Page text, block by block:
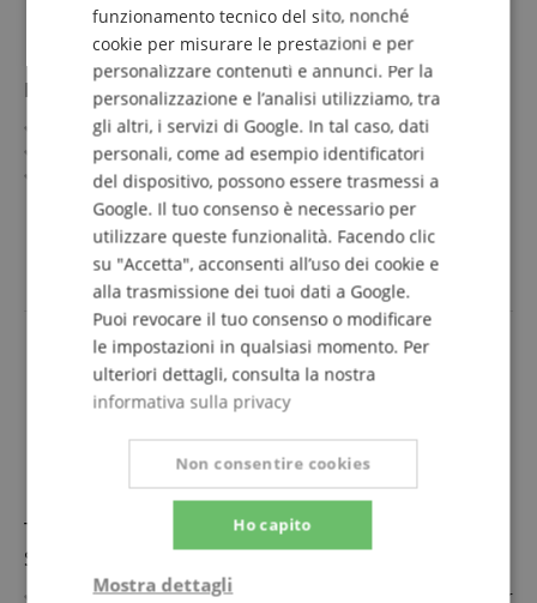
Ernie Ball 4114 Musician's Tool Kit
Kit tutto-in-uno per musicisti
Perfetto per l'uso in tour
Include tutto per pulizia, manutenzione & piccole
riparazioni
Ideale anche come regalo
mostra di più
39,00 €
IVA.incl. +spedizione (IT)
Tappetino da Lavoro Ortega per Strumenti con
Supporto per Manico
Supporto multifunzione per manico - adatto alla maggior
ITALIAN
SPANISH
funzionamento tecnico del sito, nonché
cookie per misurare le prestazioni e per
personalizzare contenuti e annunci. Per la
personalizzazione e l’analisi utilizziamo, tra
gli altri, i servizi di Google. In tal caso, dati
personali, come ad esempio identificatori
del dispositivo, possono essere trasmessi a
Google. Il tuo consenso è necessario per
utilizzare queste funzionalità. Facendo clic
su "Accetta", acconsenti all’uso dei cookie e
alla trasmissione dei tuoi dati a Google.
Puoi revocare il tuo consenso o modificare
le impostazioni in qualsiasi momento. Per
ulteriori dettagli, consulta la nostra
informativa sulla privacy
Ho capito
Non consentire cookies
Mostra dettagli